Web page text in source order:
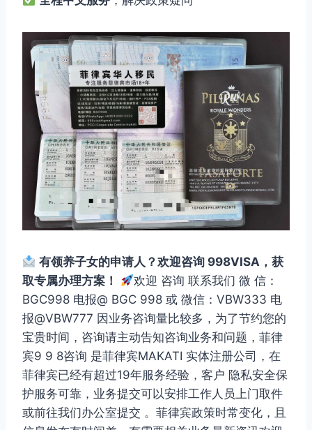
有领养子女的申请人？欢迎咨询 998VISA，获
取专属办理方案！
欢迎 咨询 联系我们 微 信：
BGC998 电报@ BGC 998 或 微信：VBW333 电
报@VBW777 因业务咨询量比较多，为了节约您的
宝贵时间，咨询请主动告知咨询业务和问题，菲律
宾9 9 8咨询 是菲律宾MAKATI 实体注册公司，在
菲律宾已经有超过19年服务经验，客户 隐私安全保
护服务可靠，业务提交可以安排工作人员上门取件
或前往我们办公室提交 。菲律宾政策时常变化，且